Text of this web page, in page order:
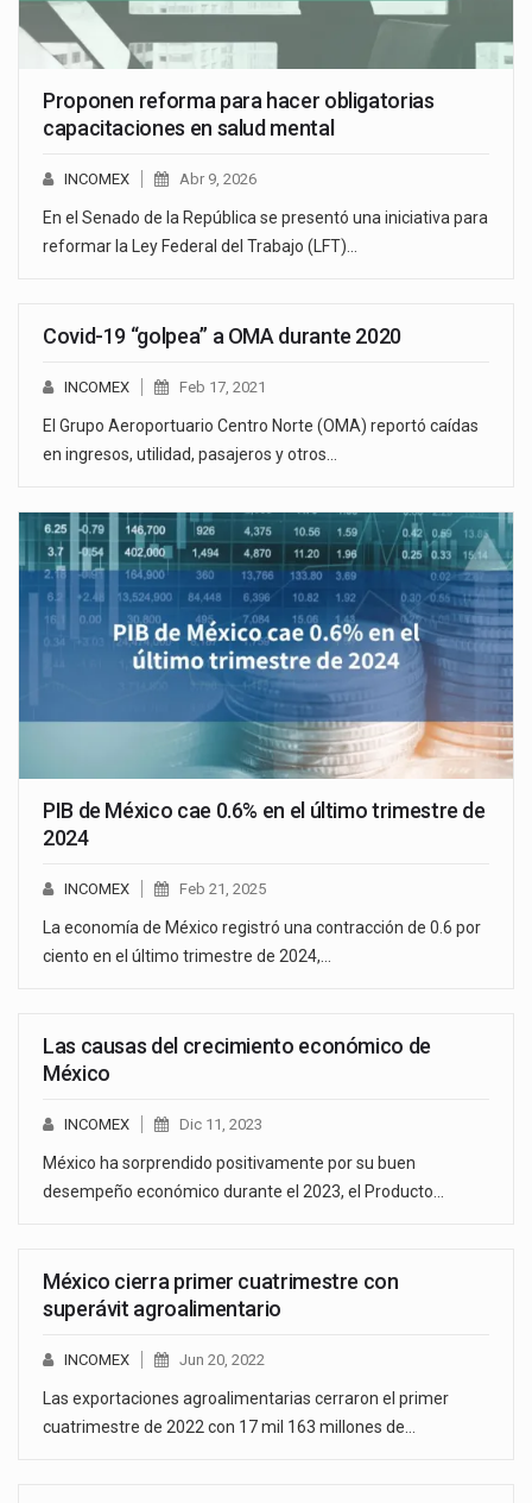
Proponen reforma para hacer obligatorias
capacitaciones en salud mental
INCOMEX Abr 9, 2026
En el Senado de la República se presentó una iniciativa para
reformar la Ley Federal del Trabajo (LFT)…
Covid-19 “golpea” a OMA durante 2020
INCOMEX Feb 17, 2021
El Grupo Aeroportuario Centro Norte (OMA) reportó caídas
en ingresos, utilidad, pasajeros y otros…
PIB de México cae 0.6% en el último trimestre de
2024
INCOMEX Feb 21, 2025
La economía de México registró una contracción de 0.6 por
ciento en el último trimestre de 2024,…
Las causas del crecimiento económico de
México
INCOMEX Dic 11, 2023
México ha sorprendido positivamente por su buen
desempeño económico durante el 2023, el Producto…
México cierra primer cuatrimestre con
superávit agroalimentario
INCOMEX Jun 20, 2022
Las exportaciones agroalimentarias cerraron el primer
cuatrimestre de 2022 con 17 mil 163 millones de…